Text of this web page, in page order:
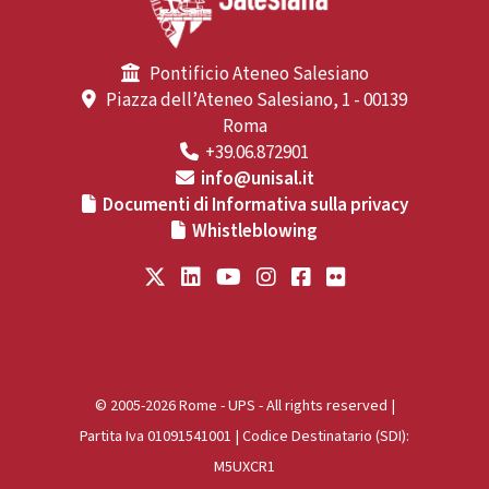
Pontificio Ateneo Salesiano
Piazza dell’Ateneo Salesiano, 1 - 00139
Roma
+39.06.872901
info@unisal.it
Documenti di Informativa sulla privacy
Whistleblowing
© 2005-2026 Rome - UPS - All rights reserved |
Partita Iva 01091541001 | Codice Destinatario (SDI):
M5UXCR1